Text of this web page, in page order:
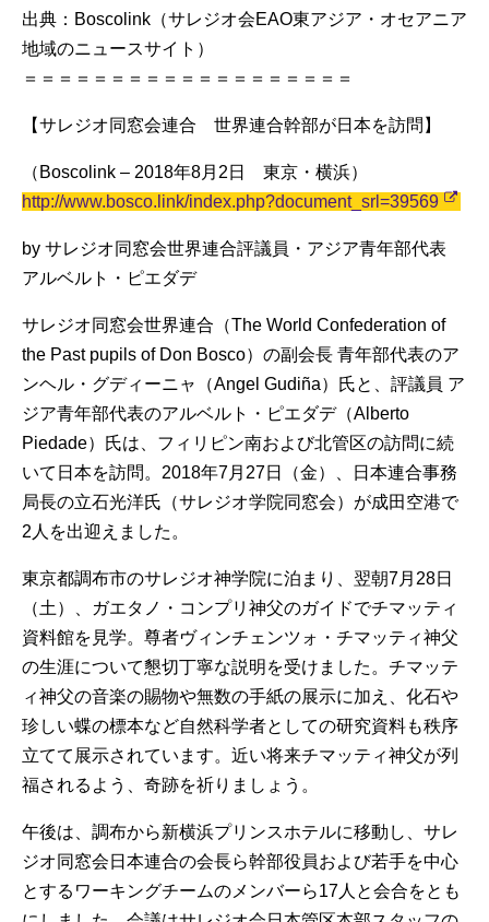
出典：Boscolink（サレジオ会EAO東アジア・オセアニア
地域のニュースサイト）
＝＝＝＝＝＝＝＝＝＝＝＝＝＝＝＝＝＝＝
【サレジオ同窓会連合 世界連合幹部が日本を訪問】
（Boscolink – 2018年8月2日 東京・横浜）
http://www.bosco.link/index.php?document_srl=39569
by サレジオ同窓会世界連合評議員・アジア青年部代表
アルベルト・ピエダデ
サレジオ同窓会世界連合（The World Confederation of
the Past pupils of Don Bosco）の副会長 青年部代表のア
ンヘル・グディーニャ（Angel Gudiña）氏と、評議員 ア
ジア青年部代表のアルベルト・ピエダデ（Alberto
Piedade）氏は、フィリピン南および北管区の訪問に続
いて日本を訪問。2018年7月27日（金）、日本連合事務
局長の立石光洋氏（サレジオ学院同窓会）が成田空港で
2人を出迎えました。
東京都調布市のサレジオ神学院に泊まり、翌朝7月28日
（土）、ガエタノ・コンプリ神父のガイドでチマッティ
資料館を見学。尊者ヴィンチェンツォ・チマッティ神父
の生涯について懇切丁寧な説明を受けました。チマッテ
ィ神父の音楽の賜物や無数の手紙の展示に加え、化石や
珍しい蝶の標本など自然科学者としての研究資料も秩序
立てて展示されています。近い将来チマッティ神父が列
福されるよう、奇跡を祈りましょう。
午後は、調布から新横浜プリンスホテルに移動し、サレ
ジオ同窓会日本連合の会長ら幹部役員および若手を中心
とするワーキングチームのメンバーら17人と会合をとも